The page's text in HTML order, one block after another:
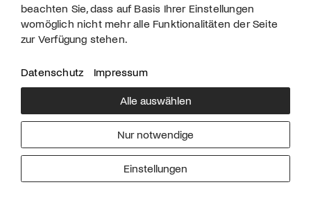
Über uns
Downloads
Werben
Impressum
beachten Sie, dass auf Basis Ihrer Einstellungen
womöglich nicht mehr alle Funktionalitäten der Seite
zur Verfügung stehen.
Datenschutz Impressum
Alle auswählen
Nur notwendige
Einstellungen